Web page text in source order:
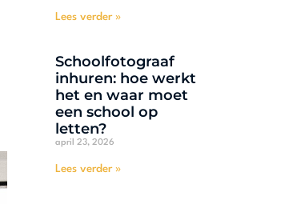
Lees verder »
Schoolfotograaf
inhuren: hoe werkt
het en waar moet
een school op
letten?
april 23, 2026
Lees verder »